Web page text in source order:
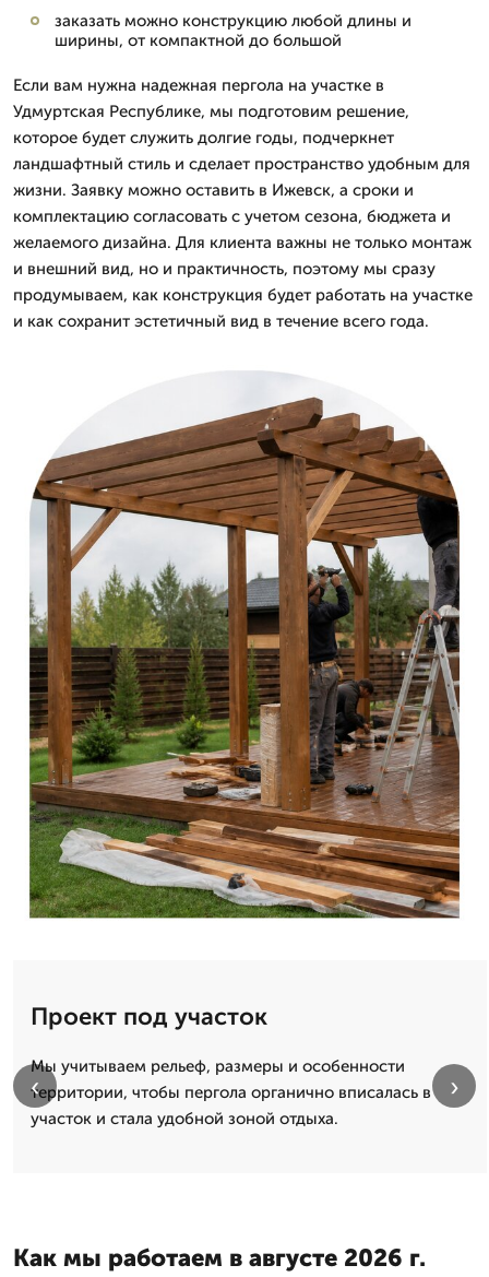
заказать можно конструкцию любой длины и
ширины, от компактной до большой
Если вам нужна надежная пергола на участке в
Удмуртская Республике, мы подготовим решение,
которое будет служить долгие годы, подчеркнет
ландшафтный стиль и сделает пространство удобным для
жизни. Заявку можно оставить в Ижевск, а сроки и
комплектацию согласовать с учетом сезона, бюджета и
желаемого дизайна. Для клиента важны не только монтаж
и внешний вид, но и практичность, поэтому мы сразу
продумываем, как конструкция будет работать на участке
и как сохранит эстетичный вид в течение всего года.
Проект под участок
Мы учитываем рельеф, размеры и особенности
территории, чтобы пергола органично вписалась в
участок и стала удобной зоной отдыха.
‹ ›
Как мы работаем в августе 2026 г.